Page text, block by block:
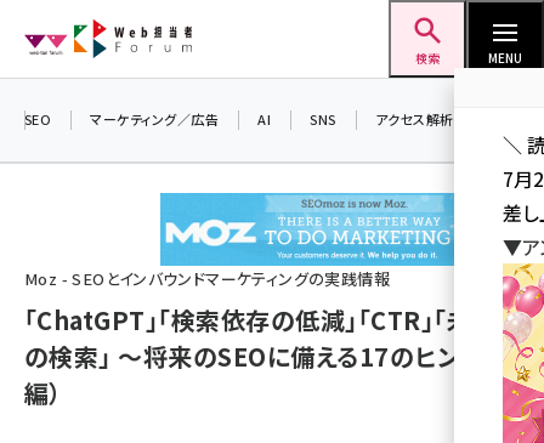
ン
検索 MENU
seo (3519)
ai (2801)
youtube (2425)
SEO マーケティング／広告 AI SNS アクセス解析／データ分析
Moz - SEOとインバウンドマーケティングの実践情報
「ChatGPT」「検索依存の低減」「CTR」「未来
の検索」 ～将来のSEOに備える17のヒント（後
編）
＼
7月
差し
▼ア